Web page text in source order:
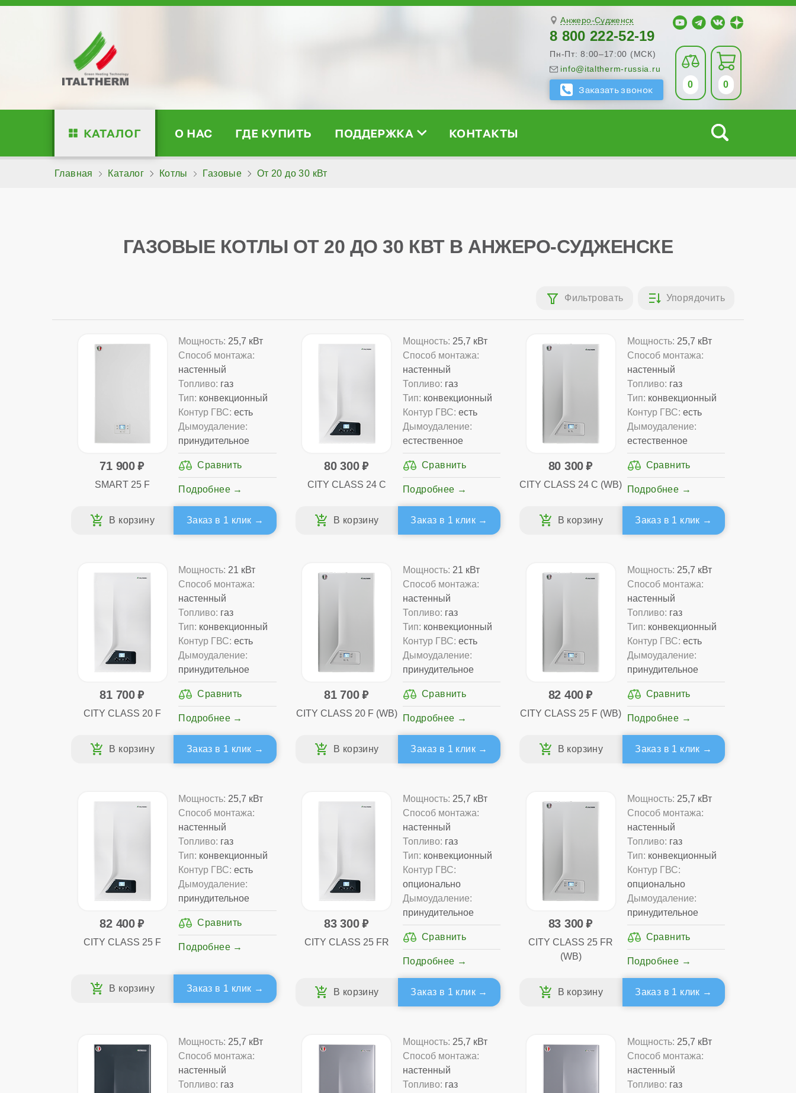
Анжеро-Судженск
8 800 222-52-19
Пн-Пт: 8:00–17:00 (МСК)
info@italtherm-russia.ru
0 0
КАТАЛОГ О НАС ГДЕ КУПИТЬ ПОДДЕРЖКА КОНТАКТЫ
Главная Каталог Котлы Газовые От 20 до 30 кВт
ГАЗОВЫЕ КОТЛЫ ОТ 20 ДО 30 КВТ В АНЖЕРО-СУДЖЕНСКЕ
71 900
SMART 25 F
Мощность: 25,7 кВт
Способ монтажа:
настенный
Топливо: газ
Тип: конвекционный
Контур ГВС: есть
Дымоудаление:
принудительное
Подробнее
Заказ в 1 клик
80 300
CITY CLASS 24 C
Мощность: 25,7 кВт
Способ монтажа:
настенный
Топливо: газ
Тип: конвекционный
Контур ГВС: есть
Дымоудаление:
естественное
Подробнее
Заказ в 1 клик
80 300
CITY CLASS 24 C (WB)
Мощность: 25,7 кВт
Способ монтажа:
настенный
Топливо: газ
Тип: конвекционный
Контур ГВС: есть
Дымоудаление:
естественное
Подробнее
Заказ в 1 клик
81 700
CITY CLASS 20 F
Мощность: 21 кВт
Способ монтажа:
настенный
Топливо: газ
Тип: конвекционный
Контур ГВС: есть
Дымоудаление:
принудительное
Подробнее
Заказ в 1 клик
81 700
CITY CLASS 20 F (WB)
Мощность: 21 кВт
Способ монтажа:
настенный
Топливо: газ
Тип: конвекционный
Контур ГВС: есть
Дымоудаление:
принудительное
Подробнее
Заказ в 1 клик
82 400
CITY CLASS 25 F (WB)
Мощность: 25,7 кВт
Способ монтажа:
настенный
Топливо: газ
Тип: конвекционный
Контур ГВС: есть
Дымоудаление:
принудительное
Подробнее
Заказ в 1 клик
82 400
CITY CLASS 25 F
Мощность: 25,7 кВт
Способ монтажа:
настенный
Топливо: газ
Тип: конвекционный
Контур ГВС: есть
Дымоудаление:
принудительное
Подробнее
Заказ в 1 клик
83 300
CITY CLASS 25 FR
Мощность: 25,7 кВт
Способ монтажа:
настенный
Топливо: газ
Тип: конвекционный
Контур ГВС:
опционально
Дымоудаление:
принудительное
Подробнее
Заказ в 1 клик
83 300
CITY CLASS 25 FR
(WB)
Мощность: 25,7 кВт
Способ монтажа:
настенный
Топливо: газ
Тип: конвекционный
Контур ГВС:
опционально
Дымоудаление:
принудительное
Подробнее
Заказ в 1 клик
Мощность: 25,7 кВт
Способ монтажа:
настенный
Топливо: газ
Мощность: 25,7 кВт
Способ монтажа:
настенный
Топливо: газ
Мощность: 25,7 кВт
Способ монтажа:
настенный
Топливо: газ